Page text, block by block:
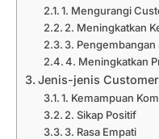
1. Mengurangi
2. Meningkatkan
3. Pengembangan
4. Meningkatkan
Jenis-jenis
1. Kemampuan
2. Sikap Positif
3. Rasa Empati